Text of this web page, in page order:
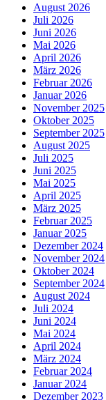
August 2026
Juli 2026
Juni 2026
Mai 2026
April 2026
März 2026
Februar 2026
Januar 2026
November 2025
Oktober 2025
September 2025
August 2025
Juli 2025
Juni 2025
Mai 2025
April 2025
März 2025
Februar 2025
Januar 2025
Dezember 2024
November 2024
Oktober 2024
September 2024
August 2024
Juli 2024
Juni 2024
Mai 2024
April 2024
März 2024
Februar 2024
Januar 2024
Dezember 2023